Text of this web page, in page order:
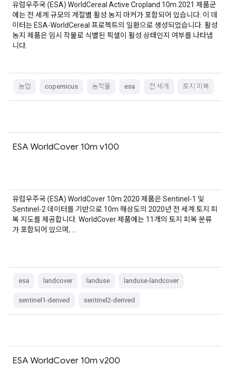
유럽우주국 (ESA) WorldCereal Active Cropland 10m 2021 제품군
에는 전 세계 규모의 계절별 활성 농지 마커가 포함되어 있습니다. 이 데
이터는 ESA-WorldCereal 프로젝트의 일환으로 생성되었습니다. 활성
농지 제품은 임시 작물로 식별된 픽셀이 활성 상태인지 여부를 나타냅
니다.
농업 copernicus 농작물 esa 전 세계 토지 피복
ESA WorldCover 10m v100
유럽우주국 (ESA) WorldCover 10m 2020 제품은 Sentinel-1 및
Sentinel-2 데이터를 기반으로 10m 해상도의 2020년 전 세계 토지 피
복 지도를 제공합니다. WorldCover 제품에는 11개의 토지 피복 분류
가 포함되어 있으며, …
esa landcover landuse landuse-landcover
sentinel1-derived sentinel2-derived
ESA WorldCover 10m v200